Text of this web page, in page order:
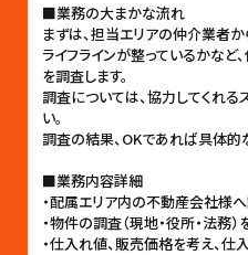
■業務の大まかな流れ
まずは、担当エリアの仲介業者
ライフラインが整っているかなど
を調査します。
調査については、協力してくれる
い。
調査の結果、OKであれば具体的
■業務内容詳細
・配属エリア内の不動産会社様
・物件の調査（現地・役所・法務）
・仕入れ値、販売価格を考え、仕